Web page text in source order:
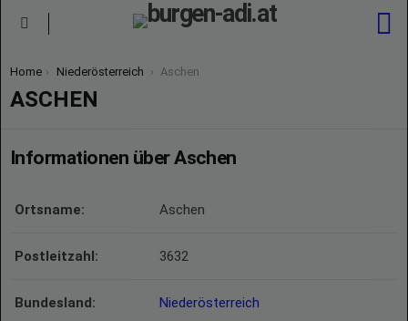
You are here:
Home Niederösterreich Aschen
ASCHEN
Informationen über Aschen
Ortsname: Aschen
Postleitzahl: 3632
Bundesland: Niederösterreich